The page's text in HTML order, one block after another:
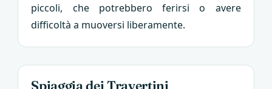
piccoli, che potrebbero ferirsi o avere
difficoltà a muoversi liberamente.